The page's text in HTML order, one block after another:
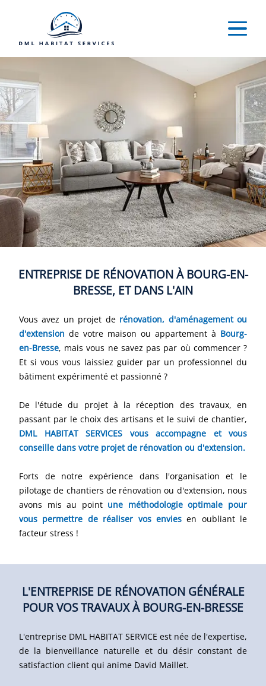
ENTREPRISE DE RÉNOVATION À BOURG-EN-
BRESSE, ET DANS L'AIN
Vous avez un projet de rénovation, d'aménagement ou
d'extension de votre maison ou appartement à Bourg-
en-Bresse, mais vous ne savez pas par où commencer ?
Et si vous vous laissiez guider par un professionnel du
bâtiment expérimenté et passionné ?
De l'étude du projet à la réception des travaux, en
passant par le choix des artisans et le suivi de chantier,
DML HABITAT SERVICES vous accompagne et vous
conseille dans votre projet de rénovation ou d'extension.
Forts de notre expérience dans l'organisation et le
pilotage de chantiers de rénovation ou d'extension, nous
avons mis au pointune méthodologie optimale pour
vous permettre de réaliser vos enviesen oubliant le
facteur stress !
L'ENTREPRISE DE RÉNOVATION GÉNÉRALE
POUR VOS TRAVAUX À BOURG-EN-BRESSE
L'entreprise DML HABITAT SERVICE est née de l'expertise,
de la bienveillance naturelle et du désir constant de
satisfaction client qui anime David Maillet.